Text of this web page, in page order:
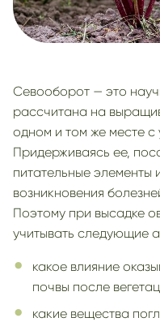
Севооборот — это
рассчитана на
одном и том же месте с
Придерживаясь ее,
питательные элементы
возникновения
Поэтому при высадке
учитывать следующие
какое влияние
почвы после
какие вещества